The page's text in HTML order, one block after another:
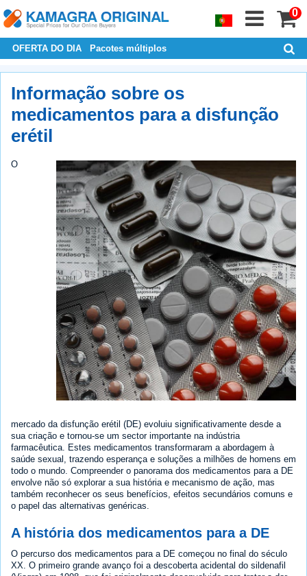
0
OFERTA DO DIA Pacotes múltiplos
Informação sobre os
medicamentos para a disfunção
erétil
O
mercado da disfunção erétil (DE) evoluiu significativamente desde a
sua criação e tornou-se um sector importante na indústria
farmacêutica. Estes medicamentos transformaram a abordagem à
saúde sexual, trazendo esperança e soluções a milhões de homens em
todo o mundo. Compreender o panorama dos medicamentos para a DE
envolve não só explorar a sua história e mecanismo de ação, mas
também reconhecer os seus benefícios, efeitos secundários comuns e
o papel das alternativas genéricas.
A história dos medicamentos para a DE
O percurso dos medicamentos para a DE começou no final do século
XX. O primeiro grande avanço foi a descoberta acidental do sildenafil